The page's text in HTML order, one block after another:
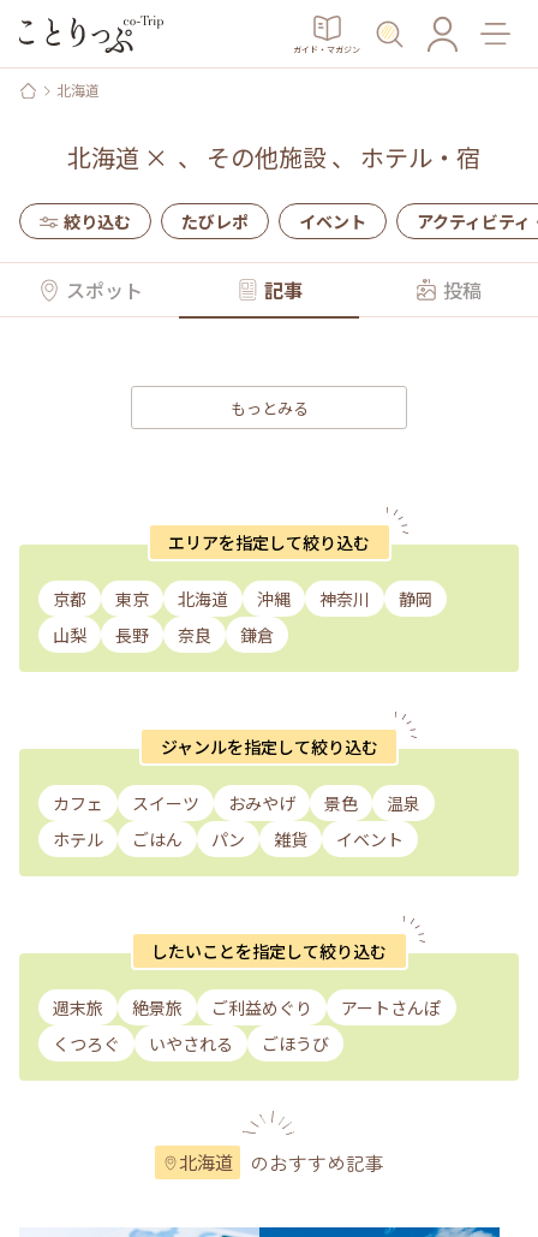
ガイド・マガジン
北海道
北海道 × 、 その他施設、 ホテル・宿
絞り込む たびレポ イベント アクティビティ
スポット 記事 投稿
もっとみる
エリアを指定して絞り込む
京都 東京 北海道 沖縄 神奈川
静岡
山梨
長野 奈良 鎌倉
ジャンルを指定して絞り込む
カフェ スイーツ おみやげ 景色
温泉
ホテル
ごはん パン 雑貨 イベント
したいことを指定して絞り込む
週末旅 絶景旅 ご利益めぐり
アートさんぽ
くつろぐ
いやされる ごほうび
北海道 のおすすめ記事